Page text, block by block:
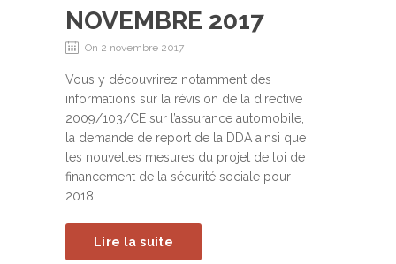
NOVEMBRE 2017
On 2 novembre 2017
Vous y découvrirez notamment des
informations sur la révision de la directive
2009/103/CE sur l’assurance automobile,
la demande de report de la DDA ainsi que
les nouvelles mesures du projet de loi de
financement de la sécurité sociale pour
2018.
Lire la suite